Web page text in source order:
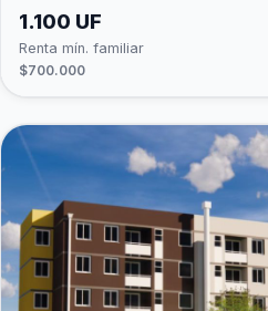
1.100 UF
Renta mín. familiar
$700.000